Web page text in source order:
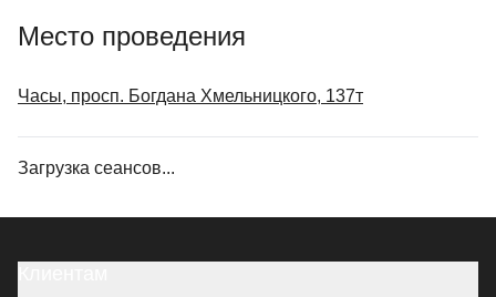
Место проведения
Часы, просп. Богдана Хмельницкого, 137т
Загрузка сеансов...